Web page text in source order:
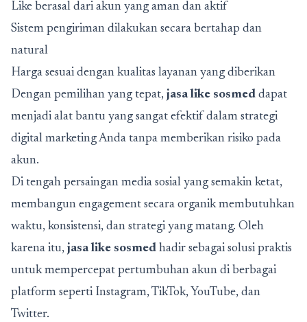
Like berasal dari akun yang aman dan aktif
Sistem pengiriman dilakukan secara bertahap dan
natural
Harga sesuai dengan kualitas layanan yang diberikan
Dengan pemilihan yang tepat, jasa like sosmed dapat
menjadi alat bantu yang sangat efektif dalam strategi
digital marketing Anda tanpa memberikan risiko pada
akun.
Di tengah persaingan media sosial yang semakin ketat,
membangun engagement secara organik membutuhkan
waktu, konsistensi, dan strategi yang matang. Oleh
karena itu, jasa like sosmed hadir sebagai solusi praktis
untuk mempercepat pertumbuhan akun di berbagai
platform seperti Instagram, TikTok, YouTube, dan
Twitter.